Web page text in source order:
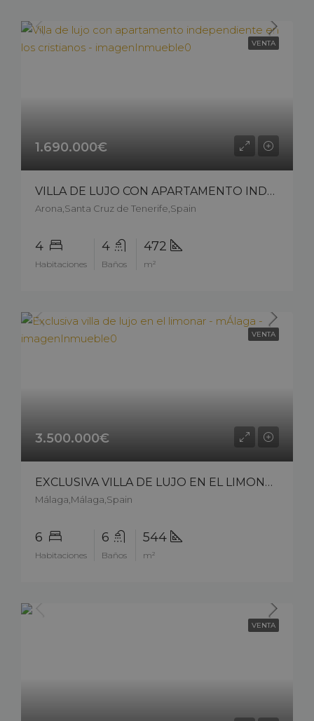
VENTA
1.690.000€
VILLA DE LUJO CON APARTAMENTO INDEPENDIENTE EN LOS CRISTIANOS – 14805cp226
Arona,Santa Cruz de Tenerife,Spain
4
Habitaciones
4
Baños
472
m²
VENTA
3.500.000€
EXCLUSIVA VILLA DE LUJO EN EL LIMONAR – MÁLAGA – 11411cs25
Málaga,Málaga,Spain
6
Habitaciones
6
Baños
544
m²
VENTA